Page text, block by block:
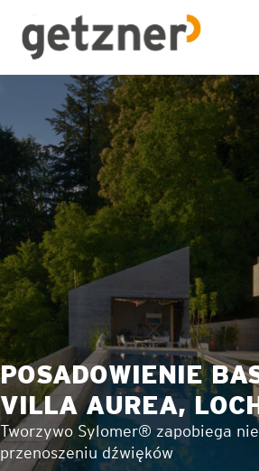
POSADOWIENIE
VILLA AUREA,
Tworzywo Sylomer® zapobiega
przenoszeniu dźwięków